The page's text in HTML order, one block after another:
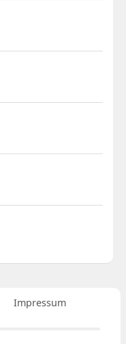
Impressum